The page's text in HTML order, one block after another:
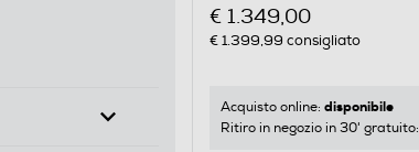
per Marca: ARCADE1UP
€ 1.349,00
€ 1.399,99 consigliato
Acquisto online: disponibile
Ritiro in negozio in 30' gratuito: